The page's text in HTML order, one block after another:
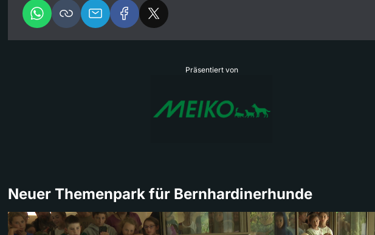
Präsentiert von
Neuer Themenpark für Bernhardinerhunde